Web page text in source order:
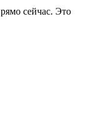
сейчас. Это